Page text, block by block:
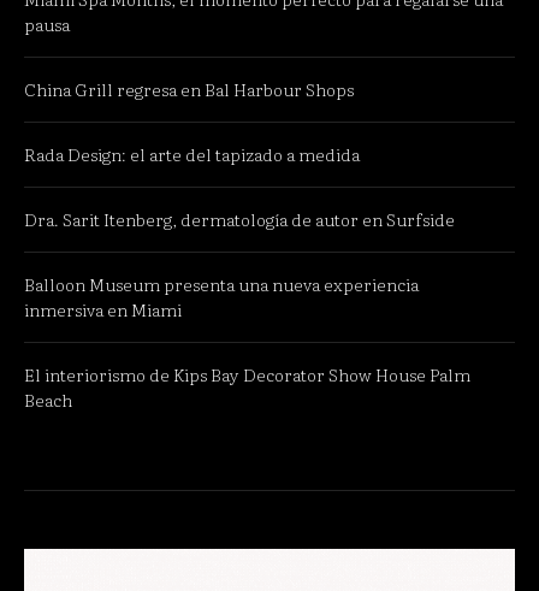
pausa
China Grill regresa en Bal Harbour Shops
Rada Design: el arte del tapizado a medida
Dra. Sarit Itenberg, dermatología de autor en Surfside
Balloon Museum presenta una nueva experiencia
inmersiva en Miami
El interiorismo de Kips Bay Decorator Show House Palm
Beach